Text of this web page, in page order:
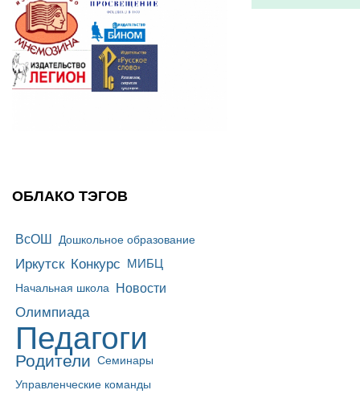
ОБЛАКО ТЭГОВ
ВсОШ Дошкольное образование
Иркутск Конкурс МИБЦ
Начальная школа Новости
Олимпиада
Педагоги
Родители Семинары
Управленческие команды